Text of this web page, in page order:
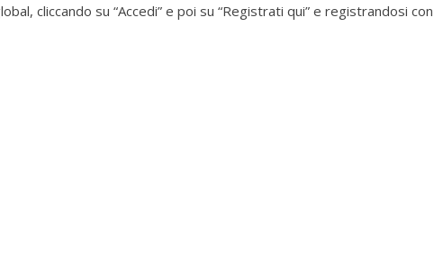
cliccando su “Accedi” e poi su “Registrati qui” e registrandosi con